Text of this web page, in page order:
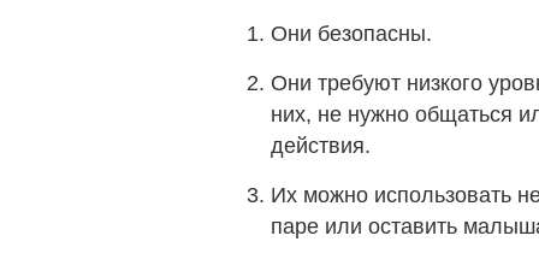
Они безопасны.
Они требуют низкого
них, не нужно общаться
действия.
Их можно использовать
паре или оставить